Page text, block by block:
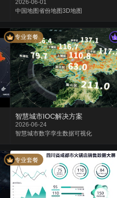
2026-06-01
中国地图省份地图3D地图
专业套餐
智慧城市IOC解决方案
2026-06-24
智慧城市数字孪生数据可视化
专业套餐